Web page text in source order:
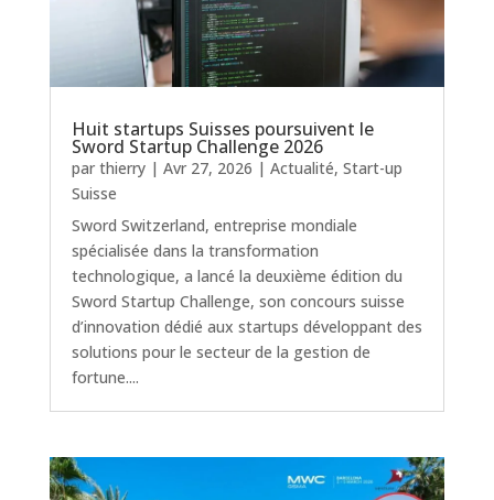
Huit startups Suisses poursuivent le
Sword Startup Challenge 2026
par thierry| Avr 27, 2026 | Actualité, Start-up
Suisse
Sword Switzerland, entreprise mondiale
spécialisée dans la transformation
technologique, a lancé la deuxième édition du
Sword Startup Challenge, son concours suisse
d’innovation dédié aux startups développant des
solutions pour le secteur de la gestion de
fortune....